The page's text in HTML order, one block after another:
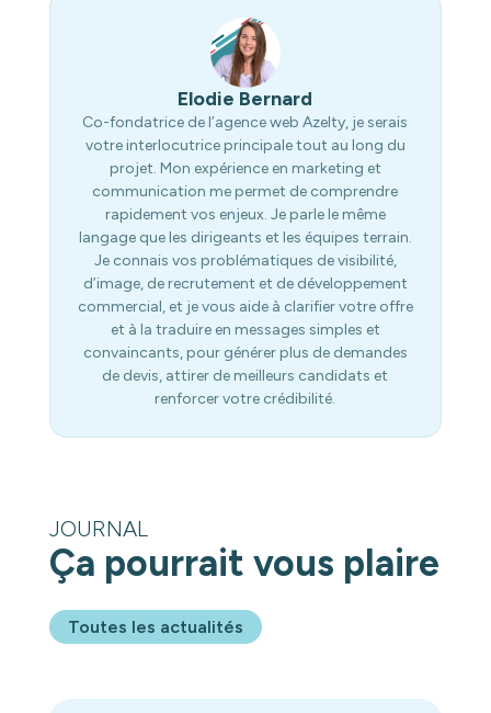
Elodie Bernard
Co-fondatrice de l’agence web Azelty, je serais
votre interlocutrice principale tout au long du
projet. Mon expérience en marketing et
communication me permet de comprendre
rapidement vos enjeux. Je parle le même
langage que les dirigeants et les équipes terrain.
Je connais vos problématiques de visibilité,
d’image, de recrutement et de développement
commercial, et je vous aide à clarifier votre offre
et à la traduire en messages simples et
convaincants, pour générer plus de demandes
de devis, attirer de meilleurs candidats et
renforcer votre crédibilité.
JOURNAL
Ça pourrait vous plaire
Toutes les actualités